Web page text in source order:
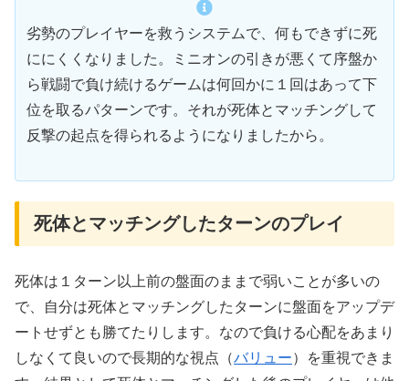
劣勢のプレイヤーを救うシステムで、何もできずに死
ににくくなりました。ミニオンの引きが悪くて序盤か
ら戦闘で負け続けるゲームは何回かに１回はあって下
位を取るパターンです。それが死体とマッチングして
反撃の起点を得られるようになりましたから。
死体とマッチングしたターンのプレイ
死体は１ターン以上前の盤面のままで弱いことが多いの
で、自分は死体とマッチングしたターンに盤面をアップデ
ートせずとも勝てたりします。なので負ける心配をあまり
しなくて良いので長期的な視点（バリュー）を重視できま